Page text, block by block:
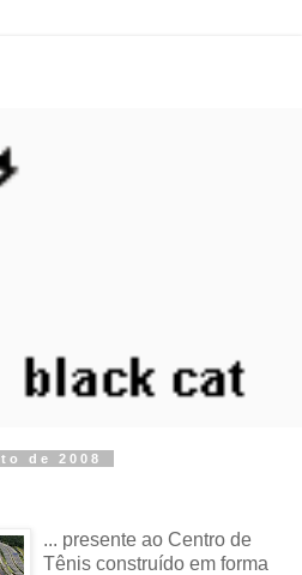
de 2008
... presente ao Centro de
Tênis construído em forma